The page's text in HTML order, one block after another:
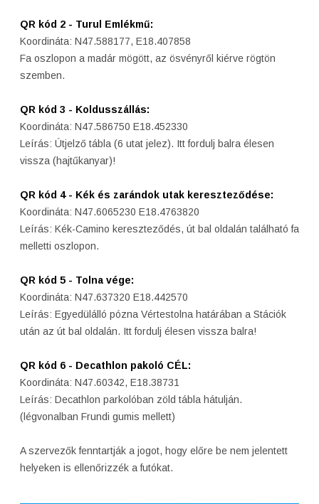
QR kód 2 - Turul Emlékmű:
Koordináta: N47.588177, E18.407858
Fa oszlopon a madár mögött, az ösvényről kiérve rögtön
szemben.
QR kód 3 - Koldusszállás:
Koordináta: N47.586750 E18.452330
Leírás: Útjelző tábla (6 utat jelez). Itt fordulj balra élesen
vissza (hajtűkanyar)!
QR kód 4 - Kék és zarándok utak kereszteződése:
Koordináta: N47.6065230 E18.4763820
Leírás: Kék-Camino kereszteződés, út bal oldalán található fa
melletti oszlopon.
QR kód 5 - Tolna vége:
Koordináta: N47.637320 E18.442570
Leírás: Egyedülálló pózna Vértestolna határában a Stációk
után az út bal oldalán. Itt fordulj élesen vissza balra!
QR kód 6 - Decathlon pakoló CÉL:
Koordináta: N47.60342, E18.38731
Leírás: Decathlon parkolóban zöld tábla hátulján.
(légvonalban Frundi gumis mellett)
A szervezők fenntartják a jogot, hogy előre be nem jelentett
helyeken is ellenőrizzék a futókat.